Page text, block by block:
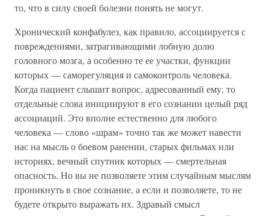
то, что в силу своей болезни понять не могут.
Хронический конфабулез, как правило, ассоциируется с
повреждениями, затрагивающими лобную долю
головного мозга, а особенно те ее участки, функции
которых — саморегуляция и самоконтроль человека.
Когда пациент слышит вопрос, адресованный ему, то
отдельные слова инициируют в его сознании целый ряд
ассоциаций. Это вполне естественно для любого
человека — слово «шрам» точно так же может навести
нас на мысль о боевом ранении, старых фильмах или
историях, вечный спутник которых — смертельная
опасность. Но вы не позволяете этим случайным мыслям
проникнуть в свое сознание, а если и позволяете, то не
будете открыто выражать их. Здравый смысл